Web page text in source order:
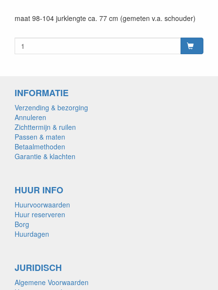
maat 98-104 jurklengte ca. 77 cm (gemeten v.a. schouder)
INFORMATIE
Verzending & bezorging
Annuleren
Zichttermijn & ruilen
Passen & maten
Betaalmethoden
Garantie & klachten
HUUR INFO
Huurvoorwaarden
Huur reserveren
Borg
Huurdagen
JURIDISCH
Algemene Voorwaarden